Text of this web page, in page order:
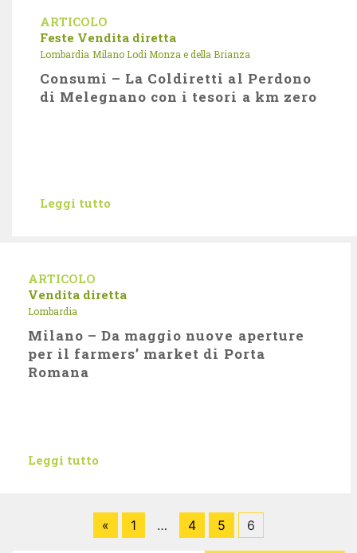
ARTICOLO
Feste Vendita diretta
Lombardia Milano Lodi Monza e della Brianza
Consumi – La Coldiretti al Perdono
di Melegnano con i tesori a km zero
Leggi tutto
ARTICOLO
Vendita diretta
Lombardia
Milano – Da maggio nuove aperture
per il farmers’ market di Porta
Romana
Leggi tutto
« 1 … 4 5 6